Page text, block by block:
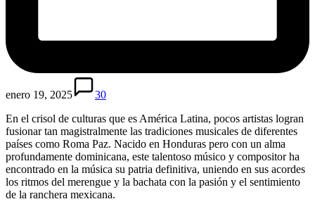
enero 19, 2025
30
En el crisol de culturas que es América Latina, pocos artistas logran
fusionar tan magistralmente las tradiciones musicales de diferentes
países como Roma Paz. Nacido en Honduras pero con un alma
profundamente dominicana, este talentoso músico y compositor ha
encontrado en la música su patria definitiva, uniendo en sus acordes
los ritmos del merengue y la bachata con la pasión y el sentimiento
de la ranchera mexicana.